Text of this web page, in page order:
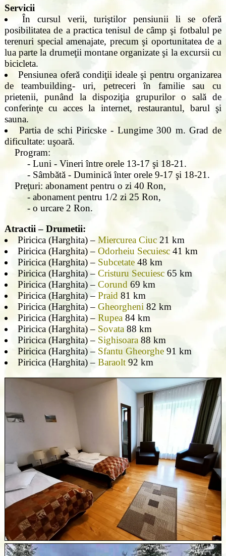
Servicii
În cursul verii, turiştilor pensiunii li se oferă
posibilitatea de a practica tenisul de câmp şi fotbalul pe
terenuri special amenajate, precum şi oportunitatea de a
lua parte la drumeţii montane organizate şi la excursii cu
bicicleta.
Pensiunea oferă condiţii ideale şi pentru organizarea
de teambuilding- uri, petreceri în familie sau cu
prietenii, punând la dispoziţia grupurilor o sală de
conferinţe cu acces la internet, restaurantul, barul şi
sauna.
Partia de schi Piricske - Lungime 300 m. Grad de
dificultate: uşoară.
Program:
- Luni - Vineri între orele 13-17 şi 18-21.
- Sâmbătă - Duminică înter orele 9-17 şi 18-21.
Preţuri: abonament pentru o zi 40 Ron,
- abonament pentru 1/2 zi 25 Ron,
- o urcare 2 Ron.
Atractii – Drumetii:
Piricica (Harghita) – Miercurea Ciuc21 km
Piricica (Harghita) – Odorheiu Secuiesc41 km
Piricica (Harghita) – Subcetate48 km
Piricica (Harghita) – Cristuru Secuiesc65 km
Piricica (Harghita) – Corund 69 km
Piricica (Harghita) – Praid 81 km
Piricica (Harghita) – Gheorgheni 82 km
Piricica (Harghita) – Rupea 84 km
Piricica (Harghita) – Sovata88 km
Piricica (Harghita) – Sighisoara88 km
Piricica (Harghita) – Sfantu Gheorghe91 km
Piricica (Harghita) – Baraolt92 km